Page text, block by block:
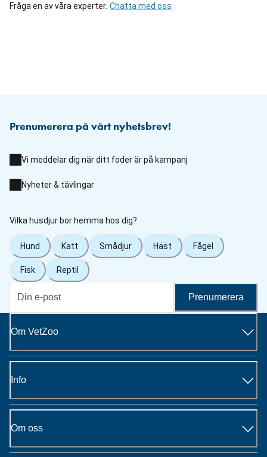
Fråga en av våra experter. Chatta med oss
Prenumerera på vårt nyhetsbrev!
Vi meddelar dig när ditt foder är på kampanj
Nyheter & tävlingar
Vilka husdjur bor hemma hos dig?
Hund Katt Smådjur Häst Fågel
Fisk Reptil
Prenumerera
Om VetZoo
Info
Om oss